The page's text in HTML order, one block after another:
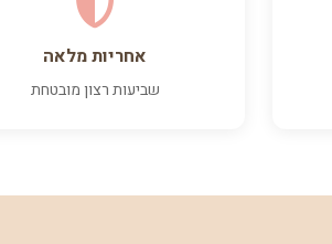
אחריות מלאה
שביעות רצון מובטחת